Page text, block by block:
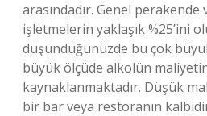
arasındadır. Genel
işletmelerin yaklaşık %25’ini
düşündüğünüzde bu çok
büyük ölçüde alkolün
kaynaklanmaktadır. Düşük
bir bar veya restoranın